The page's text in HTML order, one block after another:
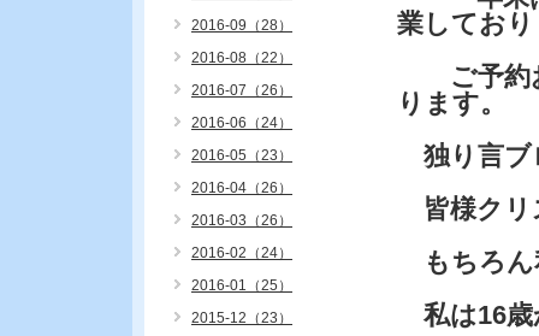
業してお
ご予約
ります。
独り言ブ
皆様クリ
もちろん
私は16歳
2016-09（28）
2016-08（22）
2016-07（26）
2016-06（24）
2016-05（23）
2016-04（26）
2016-03（26）
2016-02（24）
2016-01（25）
2015-12（23）